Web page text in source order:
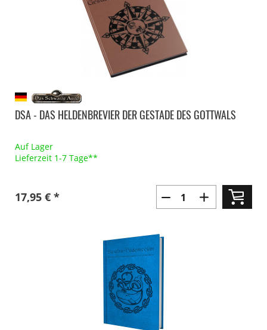
DSA - DAS HELDENBREVIER DER GESTADE DES GOTTWALS
Auf Lager
Lieferzeit 1-7 Tage**
17,95 € *